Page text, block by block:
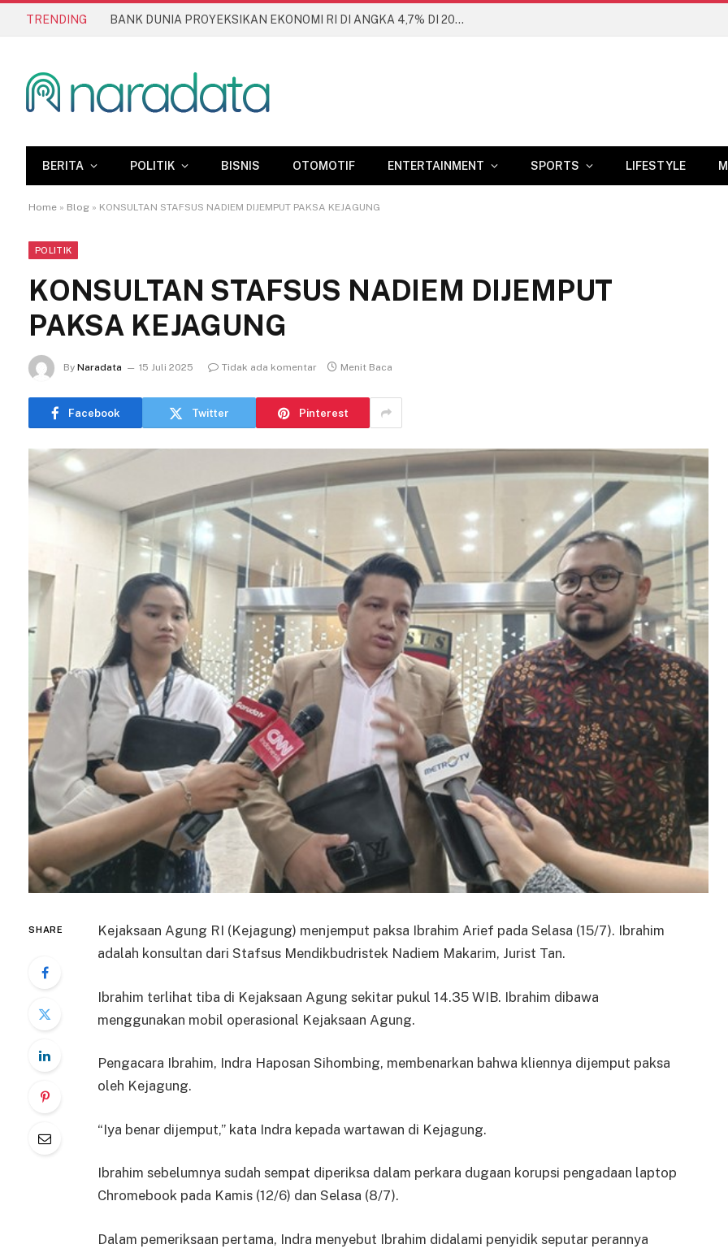
TRENDING BANK DUNIA PROYEKSIKAN EKONOMI RI DI ANGKA 4,7% DI 2026
BERITA POLITIK BISNIS OTOMOTIF ENTERTAINMENT SPORTS LIFESTYLE
Home » Blog » KONSULTAN STAFSUS NADIEM DIJEMPUT PAKSA KEJAGUNG
POLITIK
KONSULTAN STAFSUS NADIEM DIJEMPUT
PAKSA KEJAGUNG
By Naradata 15 Juli 2025 Tidak ada komentar Menit Baca
Facebook Twitter Pinterest
SHARE
Kejaksaan Agung RI (Kejagung) menjemput paksa Ibrahim Arief pada Selasa (15/7). Ibrahim
adalah konsultan dari Stafsus Mendikbudristek Nadiem Makarim, Jurist Tan.
Ibrahim terlihat tiba di Kejaksaan Agung sekitar pukul 14.35 WIB. Ibrahim dibawa
menggunakan mobil operasional Kejaksaan Agung.
Pengacara Ibrahim, Indra Haposan Sihombing, membenarkan bahwa kliennya dijemput paksa
oleh Kejagung.
“Iya benar dijemput,” kata Indra kepada wartawan di Kejagung.
Ibrahim sebelumnya sudah sempat diperiksa dalam perkara dugaan korupsi pengadaan laptop
Chromebook pada Kamis (12/6) dan Selasa (8/7).
Dalam pemeriksaan pertama, Indra menyebut Ibrahim didalami penyidik seputar perannya